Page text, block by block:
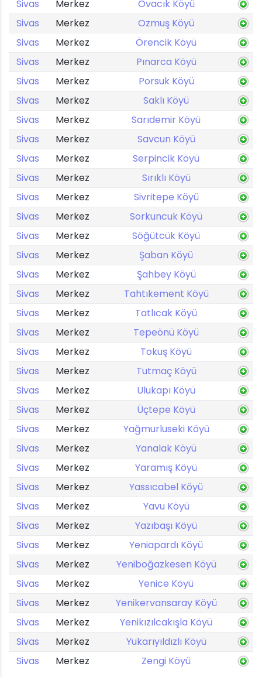
Sivas Merkez
Ovacık Köyü
Sivas
Merkez
Ozmuş Köyü
Sivas
Merkez
Örencik Köyü
Sivas
Merkez
Pınarca Köyü
Sivas
Merkez
Porsuk Köyü
Sivas
Merkez
Saklı Köyü
Sivas
Merkez
Sarıdemir Köyü
Sivas
Merkez
Savcun Köyü
Sivas
Merkez
Serpincik Köyü
Sivas
Merkez
Sırıklı Köyü
Sivas
Merkez
Sivritepe Köyü
Sivas
Merkez
Sorkuncuk Köyü
Sivas
Merkez
Söğütcük Köyü
Sivas
Merkez
Şaban Köyü
Sivas
Merkez
Şahbey Köyü
Sivas
Merkez
Tahtıkement Köyü
Sivas
Merkez
Tatlıcak Köyü
Sivas
Merkez
Tepeönü Köyü
Sivas
Merkez
Tokuş Köyü
Sivas
Merkez
Tutmaç Köyü
Sivas
Merkez
Ulukapı Köyü
Sivas
Merkez
Üçtepe Köyü
Sivas
Merkez
Yağmurluseki Köyü
Sivas
Merkez
Yanalak Köyü
Sivas
Merkez
Yaramış Köyü
Sivas
Merkez
Yassıcabel Köyü
Sivas
Merkez
Yavu Köyü
Sivas
Merkez
Yazıbaşı Köyü
Sivas
Merkez
Yeniapardı Köyü
Sivas
Merkez
Yeniboğazkesen Köyü
Sivas
Merkez
Yenice Köyü
Sivas
Merkez
Yenikervansaray Köyü
Sivas
Merkez
Yenikızılcakışla Köyü
Sivas
Merkez
Yukarıyıldızlı Köyü
Sivas
Merkez Zengi Köyü